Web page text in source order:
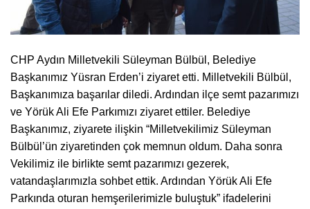
CHP Aydın Milletvekili Süleyman Bülbül, Belediye
Başkanımız Yüsran Erden’i ziyaret etti. Milletvekili Bülbül,
Başkanımıza başarılar diledi. Ardından ilçe semt pazarımızı
ve Yörük Ali Efe Parkımızı ziyaret ettiler. Belediye
Başkanımız, ziyarete ilişkin “Milletvekilimiz Süleyman
Bülbül’ün ziyaretinden çok memnun oldum. Daha sonra
Vekilimiz ile birlikte semt pazarımızı gezerek,
vatandaşlarımızla sohbet ettik. Ardından Yörük Ali Efe
Parkında oturan hemşerilerimizle buluştuk” ifadelerini